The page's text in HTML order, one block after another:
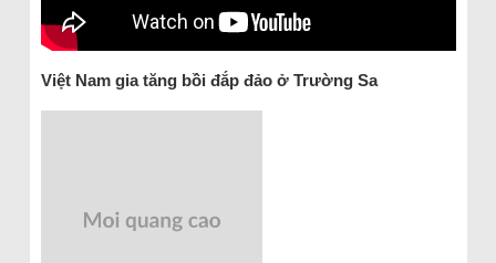
Việt Nam gia tăng bồi đắp đảo ở Trường Sa